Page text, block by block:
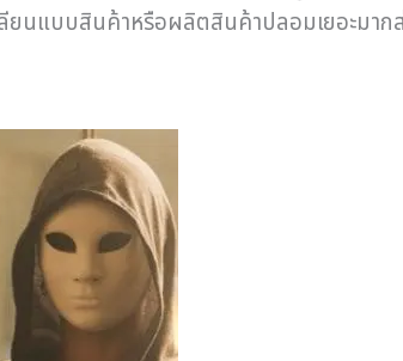
นแบบสินค้าหรือผลิตสินค้าปลอมเยอะมาก